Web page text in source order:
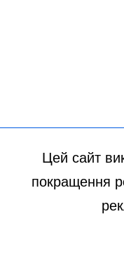
Цей сайт
покращення